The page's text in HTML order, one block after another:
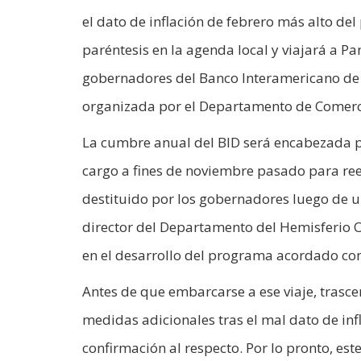
el dato de inflación de febrero más alto
paréntesis en la agenda local y viajará a
gobernadores del Banco Interamericano
organizada por el Departamento de
La cumbre anual del BID será
cargo a fines de noviembre pasado para
destituido por los gobernadores luego de
director del Departamento del Hemisferio
en el desarrollo del programa acordado
Antes de que embarcarse a ese viaje,
medidas adicionales tras el mal dato de
confirmación al respecto. Por lo pronto,